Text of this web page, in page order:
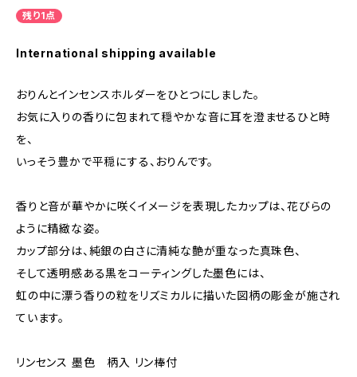
残り1点
International shipping available
おりんとインセンスホルダーをひとつにしました。
お気に入りの香りに包まれて穏やかな音に耳を澄ませるひと時
を、
いっそう豊かで平穏にする、おりんです。
香りと音が華やかに咲くイメージを表現したカップは、花びらの
ように精緻な姿。
カップ部分は、純銀の白さに清純な艶が重なった真珠色、
そして透明感ある黒をコーティングした墨色には、
虹の中に漂う香りの粒をリズミカルに描いた図柄の彫金が施され
ています。
リンセンス 墨色 柄入 リン棒付